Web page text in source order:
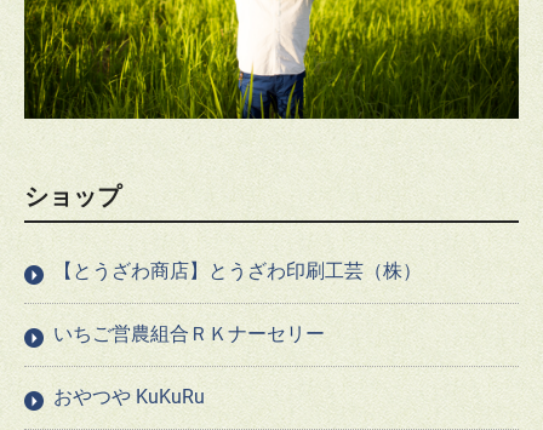
ショップ
【とうざわ商店】とうざわ印刷工芸（株）
いちご営農組合ＲＫナーセリー
おやつや KuKuRu